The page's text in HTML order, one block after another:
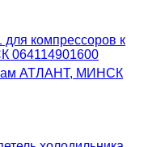
компрессоров к
064114901600